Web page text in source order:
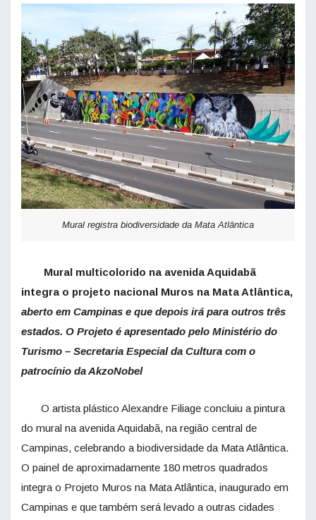
Mural registra biodiversidade da Mata Atlântica
Mural multicolorido na avenida Aquidabã
integra o projeto nacional Muros na Mata Atlântica,
aberto em Campinas e que depois irá para outros três
estados. O Projeto é apresentado pelo Ministério do
Turismo – Secretaria Especial da Cultura com o
patrocínio da AkzoNobel
O artista plástico Alexandre Filiage concluiu a pintura
do mural na avenida Aquidabã, na região central de
Campinas, celebrando a biodiversidade da Mata Atlântica.
O painel de aproximadamente 180 metros quadrados
integra o Projeto Muros na Mata Atlântica, inaugurado em
Campinas e que também será levado a outras cidades